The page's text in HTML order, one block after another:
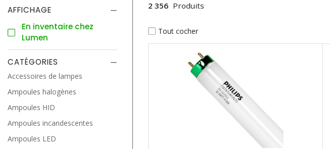
AFFICHAGE
En inventaire chez
Lumen
CATÉGORIES
Accessoires de lampes
Ampoules halogènes
Ampoules HID
Ampoules incandescentes
Ampoules LED
2 356 Produits
Tout cocher